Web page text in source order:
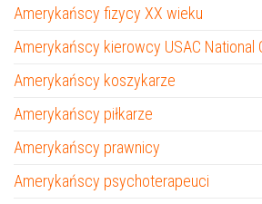
Amerykańscy fizycy XX wieku
Amerykańscy kierowcy USAC National
Amerykańscy koszykarze
Amerykańscy piłkarze
Amerykańscy prawnicy
Amerykańscy psychoterapeuci